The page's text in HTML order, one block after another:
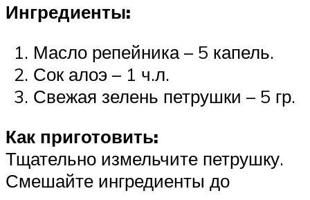
Ингредиенты:
Масло репейника – 5 капель.
Сок алоэ – 1 ч.л.
Свежая зелень петрушки – 5 гр.
Как приготовить:
Тщательно измельчите петрушку.
Смешайте ингредиенты до